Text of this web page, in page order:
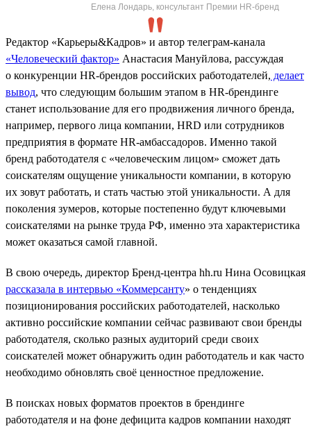
Елена Лондарь, консультант Премии HR-бренд
Редактор «Карьеры&Кадров» и автор телеграм-канала
«Человеческий фактор» Анастасия Мануйлова, рассуждая
о конкуренции HR-брендов российских работодателей, делает
вывод, что следующим большим этапом в HR-брендинге
станет использование для его продвижения личного бренда,
например, первого лица компании, HRD или сотрудников
предприятия в формате HR-амбассадоров. Именно такой
бренд работодателя с «человеческим лицом» сможет дать
соискателям ощущение уникальности компании, в которую
их зовут работать, и стать частью этой уникальности. А для
поколения зумеров, которые постепенно будут ключевыми
соискателями на рынке труда РФ, именно эта характеристика
может оказаться самой главной.
В свою очередь, директор Бренд-центра hh.ru Нина Осовицкая
рассказала в интервью «Коммерсанту» о тенденциях
позиционирования российских работодателей, насколько
активно российские компании сейчас развивают свои бренды
работодателя, сколько разных аудиторий среди своих
соискателей может обнаружить один работодатель и как часто
необходимо обновлять своё ценностное предложение.
В поисках новых форматов проектов в брендинге
работодателя и на фоне дефицита кадров компании находят